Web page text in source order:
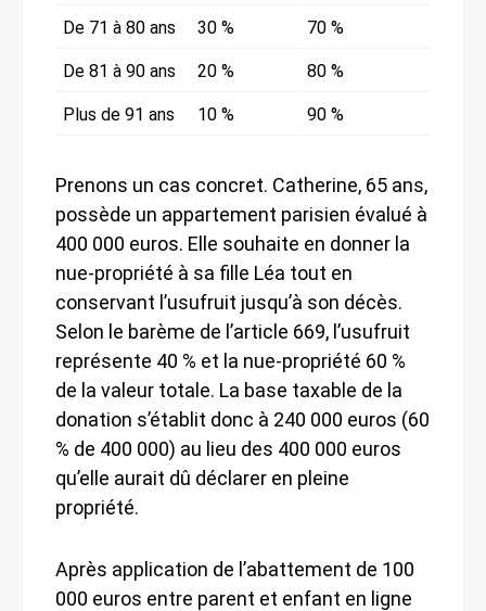
De 71 à 80 ans 30 % 70 %
De 81 à 90 ans 20 % 80 %
Plus de 91 ans 10 % 90 %
Prenons un cas concret. Catherine, 65 ans,
possède un appartement parisien évalué à
400 000 euros. Elle souhaite en donner la
nue-propriété à sa fille Léa tout en
conservant l’usufruit jusqu’à son décès.
Selon le barème de l’article 669, l’usufruit
représente 40 % et la nue-propriété 60 %
de la valeur totale. La base taxable de la
donation s’établit donc à 240 000 euros (60
% de 400 000) au lieu des 400 000 euros
qu’elle aurait dû déclarer en pleine
propriété.
Après application de l’abattement de 100
000 euros entre parent et enfant en ligne